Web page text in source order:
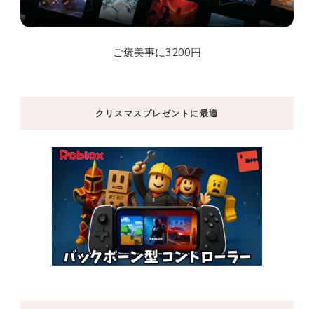
ご褒美事に3200円
クリスマスプレゼントに最適